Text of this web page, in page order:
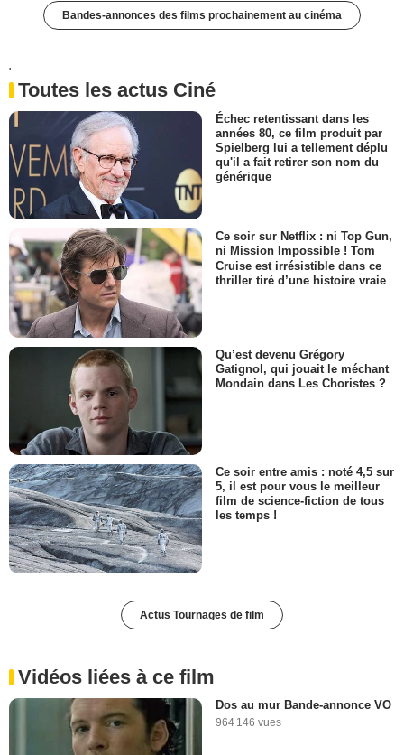
Bandes-annonces des films prochainement au cinéma
'
Toutes les actus Ciné
Échec retentissant dans les
années 80, ce film produit par
Spielberg lui a tellement déplu
qu'il a fait retirer son nom du
générique
Ce soir sur Netflix : ni Top Gun,
ni Mission Impossible ! Tom
Cruise est irrésistible dans ce
thriller tiré d’une histoire vraie
Qu’est devenu Grégory
Gatignol, qui jouait le méchant
Mondain dans Les Choristes ?
Ce soir entre amis : noté 4,5 sur
5, il est pour vous le meilleur
film de science-fiction de tous
les temps !
Actus Tournages de film
Vidéos liées à ce film
Dos au mur Bande-annonce VO
964 146 vues